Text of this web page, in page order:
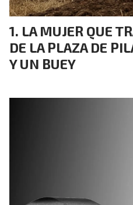
LA MUJER QUE
DE LA PLAZA DE
Y UN BUEY